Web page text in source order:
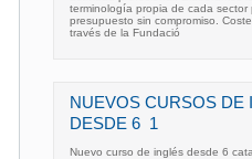
terminología propia de cada sector
presupuesto sin compromiso.
través de la Fundació
NUEVOS CURSOS DE
DESDE 6  1
Nuevo curso de inglés desde 6